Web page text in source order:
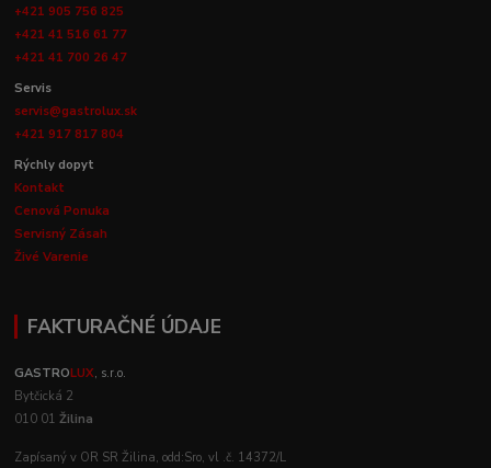
+421 905 756 825
+421 41 516 61 77
+421 41 700 26 47
Servis
servis@gastrolux.sk
+421 917 817 804
Rýchly dopyt
Kontakt
Cenová Ponuka
Servisný Zásah
Živé Varenie
FAKTURAČNÉ ÚDAJE
GASTROLUX, s.r.o.
Bytčická 2
010 01Žilina
Zapísaný v OR SR Žilina, odd:Sro, vl .č. 14372/L